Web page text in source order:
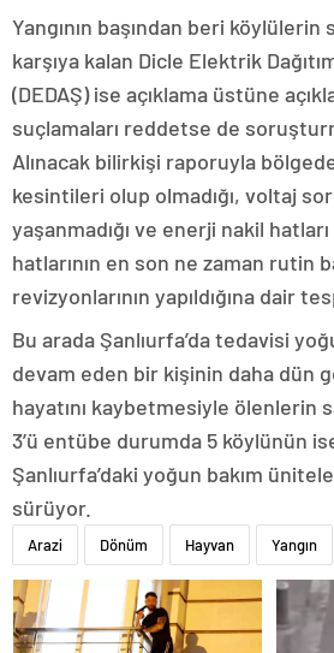
Yangının başından beri köylülerin
karşıya kalan Dicle Elektrik
(DEDAŞ) ise açıklama üstüne
suçlamaları reddetse de
Alınacak bilirkişi raporuyla
kesintileri olup olmadığı, voltaj
yaşanmadığı ve enerji nakil
hatlarının en son ne zaman rutin
revizyonlarının yapıldığına dair
Bu arada Şanlıurfa’da tedavisi
devam eden bir kişinin daha dün
hayatını kaybetmesiyle ölenlerin
3’ü entübe durumda 5 köylünün
Şanlıurfa’daki yoğun bakım
sürüyor.
Arazi Dönüm Hayvan Yangın